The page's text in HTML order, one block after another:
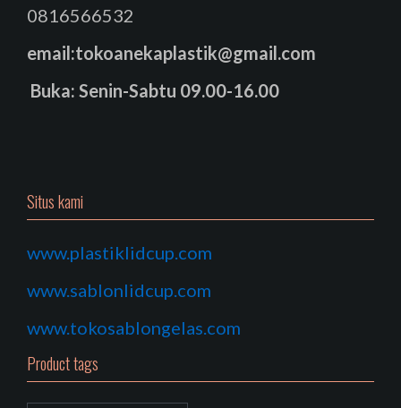
0816566532
email:tokoanekaplastik@gmail.com
Buka: Senin-Sabtu 09.00-16.00
Situs kami
www.plastiklidcup.com
www.sablonlidcup.com
www.tokosablongelas.com
Product tags